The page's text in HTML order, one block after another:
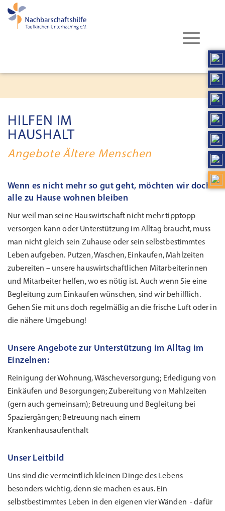
HILFEN IM
HAUSHALT
Angebote Ältere Menschen
Wenn es nicht mehr so gut geht, möchten wir doch
alle zu Hause wohnen bleiben
Nur weil man seine Hauswirtschaft nicht mehr tipptopp
versorgen kann oder Unterstützung im Alltag braucht, muss
man nicht gleich sein Zuhause oder sein selbstbestimmtes
Leben aufgeben. Putzen, Waschen, Einkaufen, Mahlzeiten
zubereiten – unsere hauswirtschaftlichen Mitarbeiterinnen
und Mitarbeiter helfen, wo es nötig ist. Auch wenn Sie eine
Begleitung zum Einkaufen wünschen, sind wir behilflich.
Gehen Sie mit uns doch regelmäßig an die frische Luft oder in
die nähere Umgebung!
Unsere Angebote zur Unterstützung im Alltag im
Einzelnen:
Reinigung der Wohnung, Wäscheversorgung; Erledigung von
Einkäufen und Besorgungen; Zubereitung von Mahlzeiten
(gern auch gemeinsam); Betreuung und Begleitung bei
Spaziergängen; Betreuung nach einem
Krankenhausaufenthalt
Unser Leitbild
Uns sind die vermeintlich kleinen Dinge des Lebens
besonders wichtig, denn sie machen es aus. Ein
selbstbestimmtes Leben in den eigenen vier Wänden - dafür